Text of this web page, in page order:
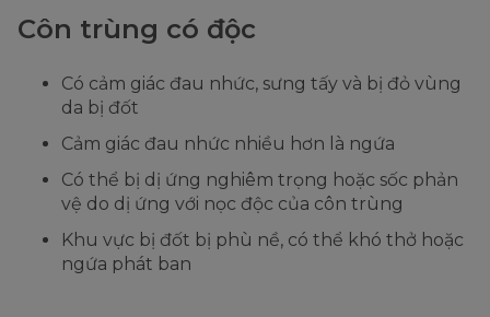
Côn trùng có độc
Có cảm giác đau nhức, sưng tấy và bị đỏ vùng
da bị đốt
Cảm giác đau nhức nhiều hơn là ngứa
Có thể bị dị ứng nghiêm trọng hoặc sốc phản
vệ do dị ứng với nọc độc của côn trùng
Khu vực bị đốt bị phù nề, có thể khó thở hoặc
ngứa phát ban